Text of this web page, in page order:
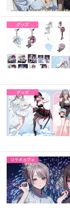
グッズ
グッズ
コラボカフェ